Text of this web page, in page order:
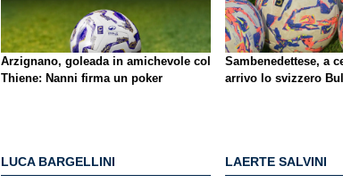
Arzignano, goleada in amichevole col
Thiene: Nanni firma un poker
Sambenedettese, a
arrivo lo svizzero
LUCA BARGELLINI LAERTE SALVINI